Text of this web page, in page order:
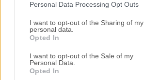
Personal Data Processing Opt Outs
I want to opt-out of the Sharing of my
personal data.
Opted In
I want to opt-out of the Sale of my
Personal Data.
Opted In